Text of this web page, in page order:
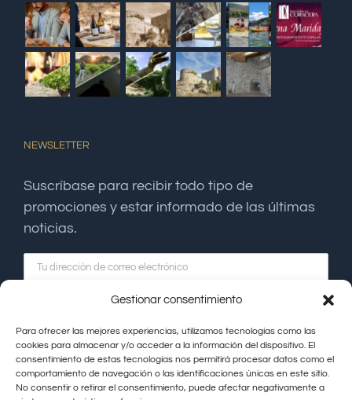
Gestionar consentimiento
Para ofrecer las mejores experiencias, utilizamos tecnologías como las
cookies para almacenar y/o acceder a la información del dispositivo. El
consentimiento de estas tecnologías nos permitirá procesar datos como el
comportamiento de navegación o las identificaciones únicas en este sitio.
No consentir o retirar el consentimiento, puede afectar negativamente a
NEWSLETTER
Suscríbase para recibir todo tipo de
promociones y estar informado de las últimas
noticias.